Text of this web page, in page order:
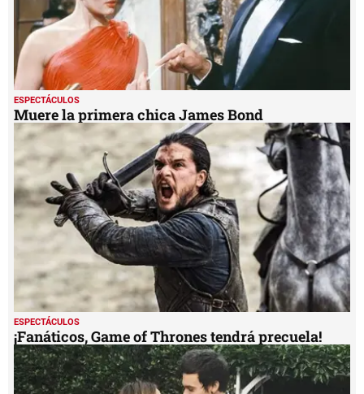
ESPECTÁCULOS
Muere la primera chica James Bond
ESPECTÁCULOS
¡Fanáticos, Game of Thrones tendrá precuela!